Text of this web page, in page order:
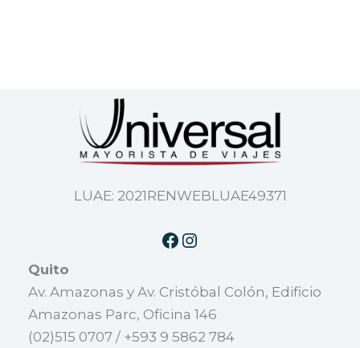
LUAE: 2021RENWEBLUAE49371
Quito
Av. Amazonas y Av. Cristóbal Colón, Edificio
Amazonas Parc, Oficina 146
(02)515 0707 / +593 9 5862 784